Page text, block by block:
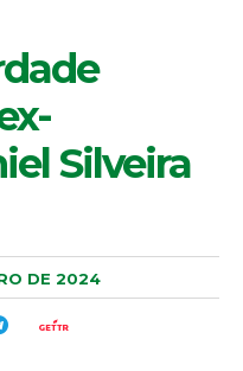
Silveira
DE 2024